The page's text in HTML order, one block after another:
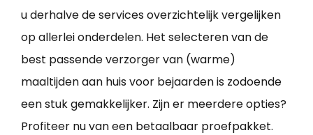
u derhalve de services overzichtelijk vergelijken
op allerlei onderdelen. Het selecteren van de
best passende verzorger van (warme)
maaltijden aan huis voor bejaarden is zodoende
een stuk gemakkelijker. Zijn er meerdere opties?
Profiteer nu van een betaalbaar proefpakket.